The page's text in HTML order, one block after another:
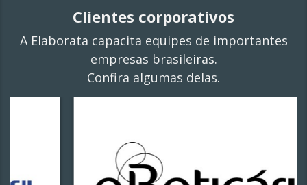
Clientes corporativos
A Elaborata capacita equipes de importantes
empresas brasileiras.
Confira algumas delas.